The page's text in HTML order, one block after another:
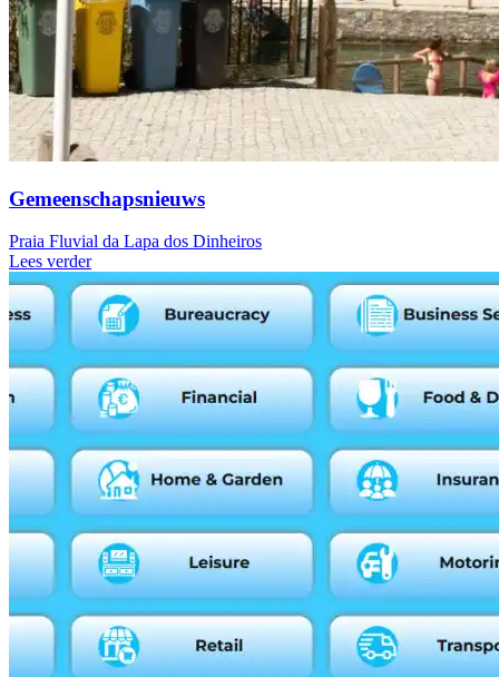
Gemeenschapsnieuws
Praia Fluvial da Lapa dos Dinheiros
Lees verder